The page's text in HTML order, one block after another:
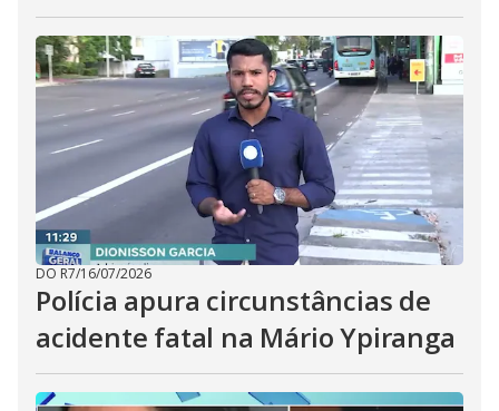
DO R7/16/07/2026
Polícia apura circunstâncias de
acidente fatal na Mário Ypiranga